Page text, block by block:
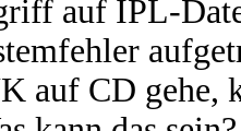
auf IPL-
auf CD gehe,